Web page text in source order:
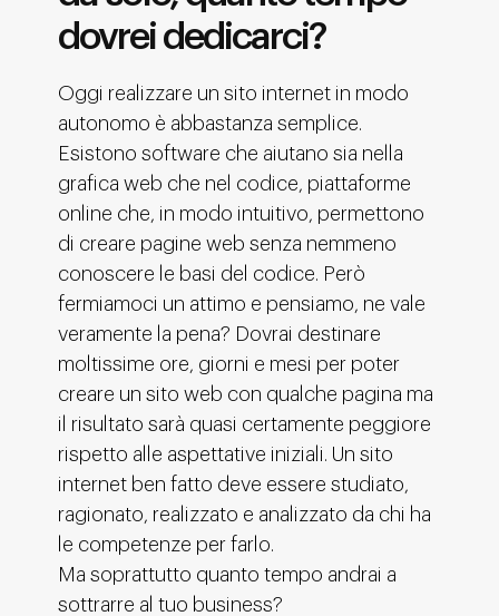
dovrei dedicarci?
Oggi realizzare un sito internet in modo
autonomo è abbastanza semplice.
Esistono software che aiutano sia nella
grafica web che nel codice, piattaforme
online che, in modo intuitivo, permettono
di creare pagine web senza nemmeno
conoscere le basi del codice. Però
fermiamoci un attimo e pensiamo, ne vale
veramente la pena? Dovrai destinare
moltissime ore, giorni e mesi per poter
creare un sito web con qualche pagina ma
il risultato sarà quasi certamente peggiore
rispetto alle aspettative iniziali. Un sito
internet ben fatto deve essere studiato,
ragionato, realizzato e analizzato da chi ha
le competenze per farlo.
Ma soprattutto quanto tempo andrai a
sottrarre al tuo business?